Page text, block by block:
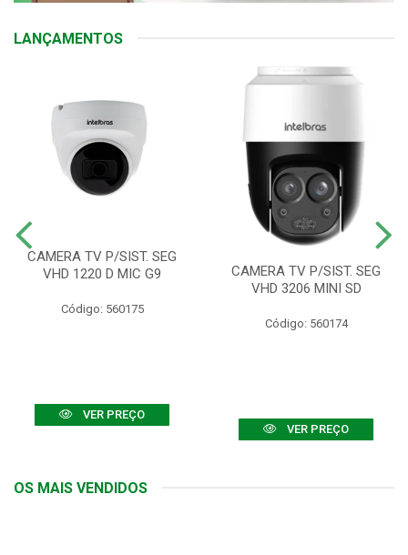
LANÇAMENTOS
CAMERA TV P/SIST. SEG
VHD 1220 D MIC G9
Código: 560175
VER PREÇO
CAMERA TV P/SIST. SEG
VHD 3206 MINI SD
Código: 560174
VER PREÇO
OS MAIS VENDIDOS